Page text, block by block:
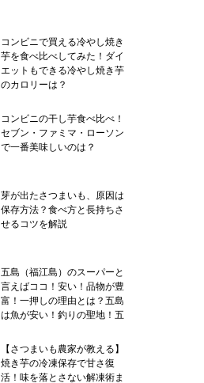
コンビニで買える冷やし焼き
芋を食べ比べしてみた！ダイ
エットもできる冷やし焼き芋
のカロリーは？
コンビニの干し芋食べ比べ！
セブン・ファミマ・ローソン
で一番美味しいのは？
芽が出たさつまいも、原因は
保存方法？食べ方と長持ちさ
せるコツを解説
五島（福江島）のスーパーと
言えばココ！安い！品物が豊
富！一押しの理由とは？五島
は魚が安い！釣りの聖地！五
魚類学者サカナ君の帽子のハ
コフグは五島の郷土料理にあ
ります！
【さつまいも農家が教える】
焼き芋の冷凍保存で甘さ復
活！味を落とさない解凍術ま